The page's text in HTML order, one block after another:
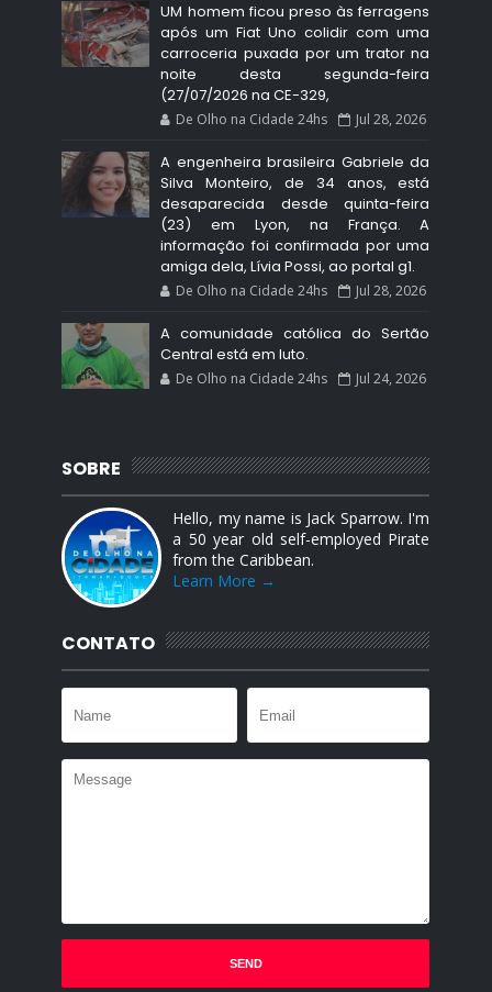
UM homem ficou preso às ferragens
após um Fiat Uno colidir com uma
carroceria puxada por um trator na
noite desta segunda-feira
(27/07/2026 na CE-329,
De Olho na Cidade 24hs Jul 28, 2026
A engenheira brasileira Gabriele da
Silva Monteiro, de 34 anos, está
desaparecida desde quinta-feira
(23) em Lyon, na França. A
informação foi confirmada por uma
amiga dela, Lívia Possi, ao portal g1.
De Olho na Cidade 24hs Jul 28, 2026
A comunidade católica do Sertão
Central está em luto.
De Olho na Cidade 24hs Jul 24, 2026
SOBRE
Hello, my name is Jack Sparrow. I'm
a 50 year old self-employed Pirate
from the Caribbean.
Learn More →
CONTATO